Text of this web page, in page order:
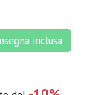
inclusa